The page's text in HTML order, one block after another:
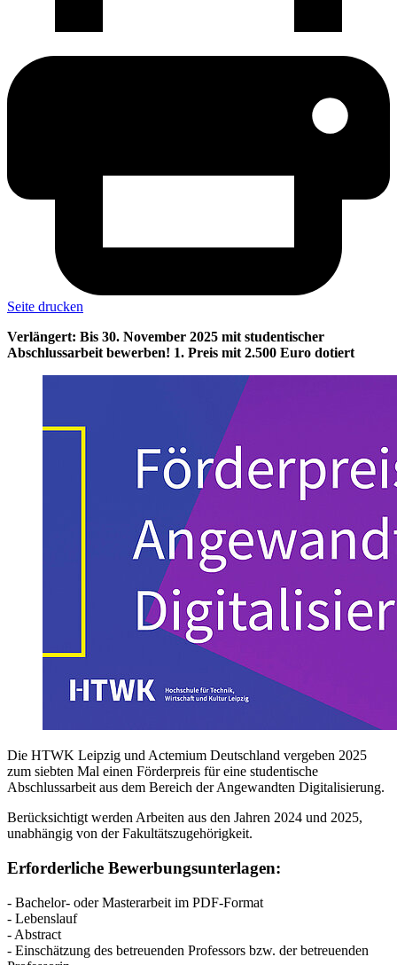
Seite drucken
Verlängert: Bis 30. November 2025 mit studentischer
Abschlussarbeit bewerben! 1. Preis mit 2.500 Euro dotiert
Die HTWK Leipzig und Actemium Deutschland vergeben 2025
zum siebten Mal einen Förderpreis für eine studentische
Abschlussarbeit aus dem Bereich der Angewandten Digitalisierung.
Berücksichtigt werden Arbeiten aus den Jahren 2024 und 2025,
unabhängig von der Fakultätszugehörigkeit.
Erforderliche Bewerbungsunterlagen:
- Bachelor- oder Masterarbeit im PDF-Format
- Lebenslauf
- Abstract
- Einschätzung des betreuenden Professors bzw. der betreuenden